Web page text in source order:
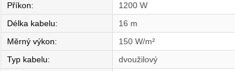
Příkon:
1200 W
Délka kabelu:
16 m
Měrný výkon:
150 W/m²
Typ kabelu:
dvoužilový